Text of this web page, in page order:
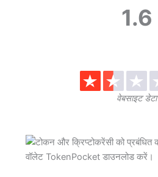
1.6
वेबसाइट डेटा